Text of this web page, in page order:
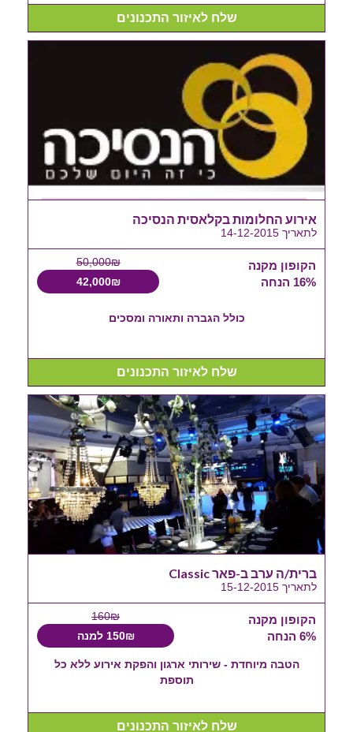
שלח לאיזור התכנונים
אירוע החלומות בקלאסית הנסיכה
לתאריך 14-12-2015
הקופון מקנה
16% הנחה
50,000₪
42,000₪
כולל הגברה ותאורה ומסכים
שלח לאיזור התכנונים
ברית/ה ערב ב-פאר Classic
לתאריך 15-12-2015
הקופון מקנה
6% הנחה
160₪
150₪ למנה
הטבה מיוחדת - שירותי ארגון והפקת אירוע ללא כל
תוספת
שלח לאיזור התכנונים